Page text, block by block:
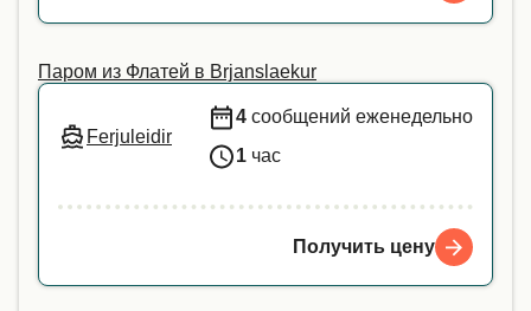
Паром из Флатей в Brjanslaekur
Ferjuleidir
4 сообщений еженедельно
1 час
Получить цену